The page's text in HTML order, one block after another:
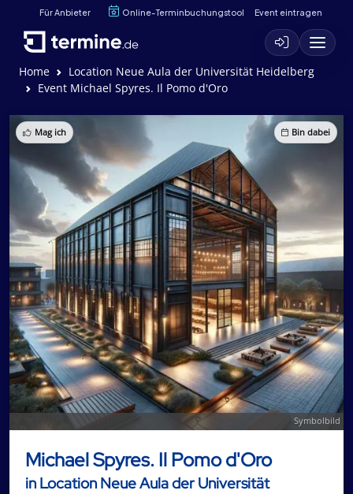
Für Anbieter Online-Terminbuchungstool Event eintragen
Home
Location Neue Aula der Universität Heidelberg
Event Michael Spyres. Il Pomo d'Oro
Mag ich Bin dabei
Symbolbild
Michael Spyres. Il Pomo d'Oro
in Location Neue Aula der Universität